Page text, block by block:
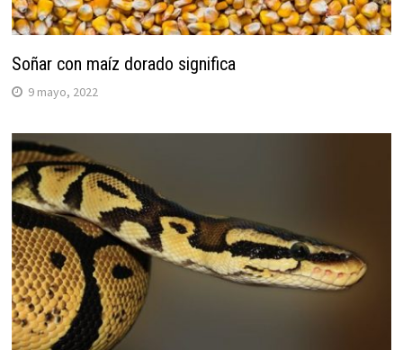
Soñar con maíz dorado significa
9 mayo, 2022